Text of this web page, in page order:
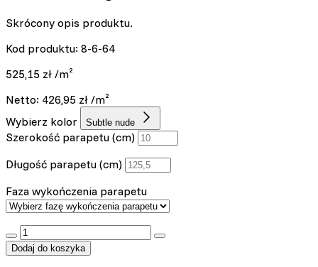
Skrócony opis produktu.
Kod produktu: 8-6-64
525,15 zł /m²
Netto: 426,95 zł /m²
Wybierz kolor
Subtle nude
Szerokość parapetu (cm)
Długość parapetu (cm)
Faza wykończenia parapetu
:product_name quantity
Dodaj do koszyka